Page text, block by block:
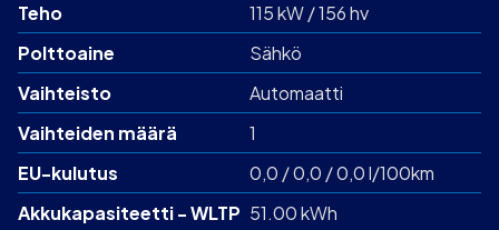
Teho
115 kW / 156 hv
Polttoaine
Sähkö
Vaihteisto
Automaatti
Vaihteiden määrä
1
EU-kulutus
0,0 / 0,0 / 0,0 l/100km
Akku­kapasiteetti - WLTP 51.00 kWh